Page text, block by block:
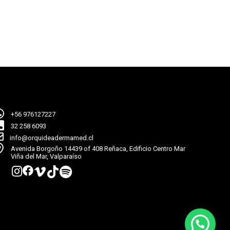
+56 976127227
32 258 6093
info@orquideadermamed.cl
Avenida Borgoño 14439 of 408 Reñaca, Edificio Centro Mar
Viña del Mar, Valparaíso